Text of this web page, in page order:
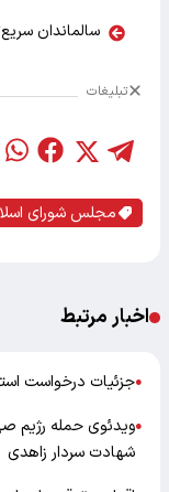
سالماندان
تبلیغات
مجلس شورای
اخبار مرتبط
●جزئیات درخواست
●ویدئوی حمله رژیم
شهادت سردار زاهدی